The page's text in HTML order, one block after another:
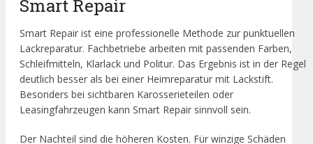
Smart Repair
Smart Repair ist eine professionelle Methode zur punktuellen
Lackreparatur. Fachbetriebe arbeiten mit passenden Farben,
Schleifmitteln, Klarlack und Politur. Das Ergebnis ist in der Regel
deutlich besser als bei einer Heimreparatur mit Lackstift.
Besonders bei sichtbaren Karosserieteilen oder
Leasingfahrzeugen kann Smart Repair sinnvoll sein.
Der Nachteil sind die höheren Kosten. Für winzige Schäden